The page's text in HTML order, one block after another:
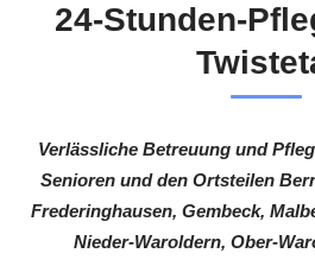
24-Stunden-
Verlässliche Betreuung und
Senioren und den Ortsteilen
Frederinghausen, Gembeck,
Nieder-Waroldern, Ober-